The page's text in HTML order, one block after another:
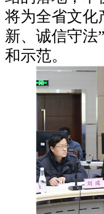
将为全省文化
新、诚信守法
和示范。